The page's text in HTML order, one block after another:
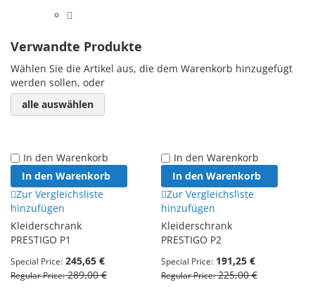
Verwandte Produkte
Wählen Sie die Artikel aus, die dem Warenkorb hinzugefügt
werden sollen, oder
alle auswählen
In den Warenkorb
In den Warenkorb
Zur Vergleichsliste
hinzufügen
Kleiderschrank
PRESTIGO P1
Special Price 245,65 €
Regular Price 289,00 €
In den Warenkorb
In den Warenkorb
Zur Vergleichsliste
hinzufügen
Kleiderschrank
PRESTIGO P2
Special Price 191,25 €
Regular Price 225,00 €